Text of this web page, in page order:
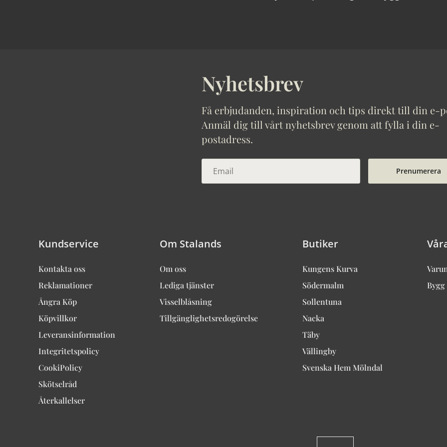
Nyhetsbrev
Få erbjudanden, inspiration och tips direkt till din e-
Anmäl dig till vårt nyhetsbrev genom att fylla i din e-
postadress.
Prenumerera
Kundservice
Kontakta oss
Reklamationer
Ångra Köp
Köpvillkor
Leveransinformation
Integritetspolicy
CookiPolicy
Skötselråd
Återkallelser
Om Stalands
Om oss
Lediga tjänster
Visselblåsning
Tillgänglighetsredogörelse
Butiker
Kungens Kurva
Södermalm
Sollentuna
Nacka
Täby
Vällingby
Svenska Hem Mölndal